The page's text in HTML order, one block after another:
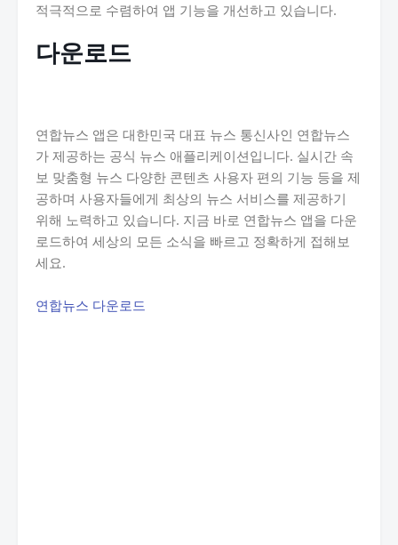
적극적으로 수렴하여 앱 기능을 개선하고 있습니다.
다운로드
연합뉴스 앱은 대한민국 대표 뉴스 통신사인 연합뉴스
가 제공하는 공식 뉴스 애플리케이션입니다. 실시간 속
보 맞춤형 뉴스 다양한 콘텐츠 사용자 편의 기능 등을 제
공하며 사용자들에게 최상의 뉴스 서비스를 제공하기
위해 노력하고 있습니다. 지금 바로 연합뉴스 앱을 다운
로드하여 세상의 모든 소식을 빠르고 정확하게 접해보
세요.
연합뉴스 다운로드